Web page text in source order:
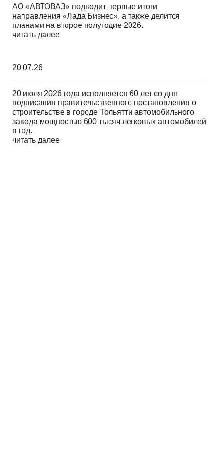
АО «АВТОВАЗ» подводит первые итоги
направления «Лада Бизнес», а также делится
планами на второе полугодие 2026.
читать далее
20.07.26
20 июля 2026 года исполняется 60 лет со дня
подписания правительственного постановления о
строительстве в городе Тольятти автомобильного
завода мощностью 600 тысяч легковых автомобилей
в год.
читать далее